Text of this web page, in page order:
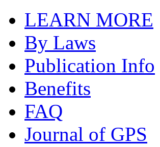
LEARN MORE
By Laws
Publication Info
Benefits
FAQ
Journal of GPS